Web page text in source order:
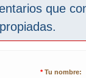
que
* Tu nombre: